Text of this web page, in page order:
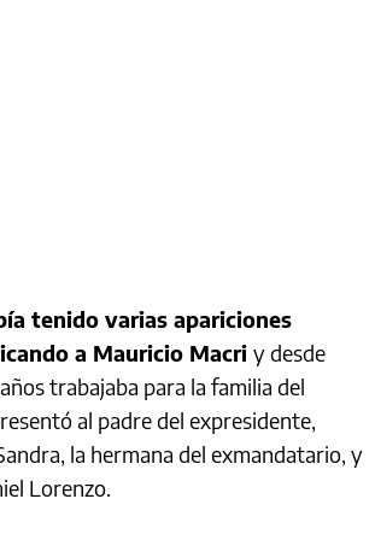
tenido varias apariciones
a Mauricio Macri y desde
trabajaba para la familia del
al padre del expresidente,
la hermana del exmandatario, y
Lorenzo.